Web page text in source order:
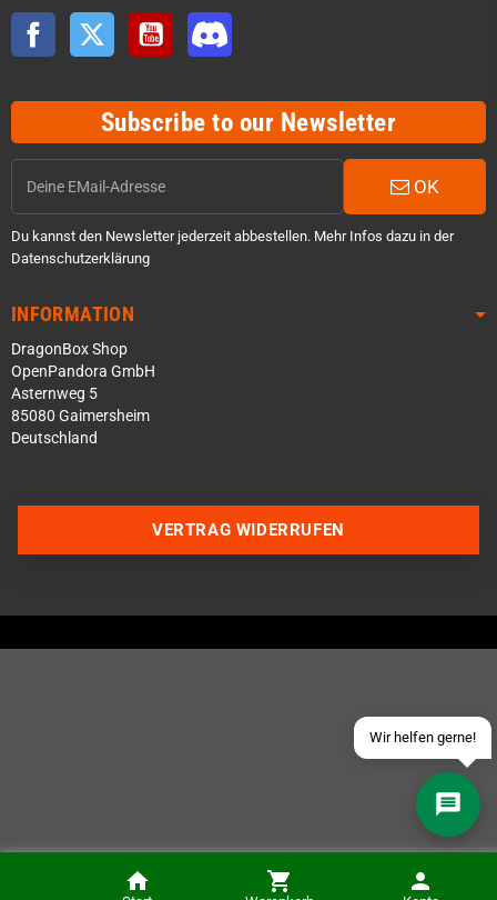
Facebook Twitter YouTube
Subscribe to our Newsletter
OK
Du kannst den Newsletter jederzeit abbestellen. Mehr Infos dazu in der
Datenschutzerklärung
INFORMATION
DragonBox Shop
OpenPandora GmbH
Asternweg 5
85080 Gaimersheim
Deutschland
Wir helfen gerne!
Über WhatsApp schreiben
Schick uns eine eMail
VERTRAG WIDERRUFEN